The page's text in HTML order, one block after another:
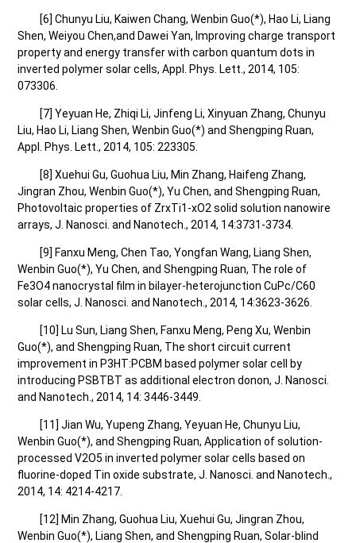
[6] Chunyu Liu, Kaiwen Chang, Wenbin Guo(*), Hao Li, Liang
Shen, Weiyou Chen,and Dawei Yan, Improving charge transport
property and energy transfer with carbon quantum dots in
inverted polymer solar cells, Appl. Phys. Lett., 2014, 105:
073306.
[7] Yeyuan He, Zhiqi Li, Jinfeng Li, Xinyuan Zhang, Chunyu
Liu, Hao Li, Liang Shen, Wenbin Guo(*) and Shengping Ruan,
Appl. Phys. Lett., 2014, 105: 223305.
[8] Xuehui Gu, Guohua Liu, Min Zhang, Haifeng Zhang,
Jingran Zhou, Wenbin Guo(*), Yu Chen, and Shengping Ruan,
Photovoltaic properties of ZrxTi1-xO2 solid solution nanowire
arrays, J. Nanosci. and Nanotech., 2014, 14:3731-3734.
[9] Fanxu Meng, Chen Tao, Yongfan Wang, Liang Shen,
Wenbin Guo(*), Yu Chen, and Shengping Ruan, The role of
Fe3O4 nanocrystal film in bilayer-heterojunction CuPc/C60
solar cells, J. Nanosci. and Nanotech., 2014, 14:3623-3626.
[10] Lu Sun, Liang Shen, Fanxu Meng, Peng Xu, Wenbin
Guo(*), and Shengping Ruan, The short circuit current
improvement in P3HT:PCBM based polymer solar cell by
introducing PSBTBT as additional electron donon, J. Nanosci.
and Nanotech., 2014, 14: 3446-3449.
[11] Jian Wu, Yupeng Zhang, Yeyuan He, Chunyu Liu,
Wenbin Guo(*), and Shengping Ruan, Application of solution-
processed V2O5 in inverted polymer solar cells based on
fluorine-doped Tin oxide substrate, J. Nanosci. and Nanotech.,
2014, 14: 4214-4217.
[12] Min Zhang, Guohua Liu, Xuehui Gu, Jingran Zhou,
Wenbin Guo(*), Liang Shen, and Shengping Ruan, Solar-blind